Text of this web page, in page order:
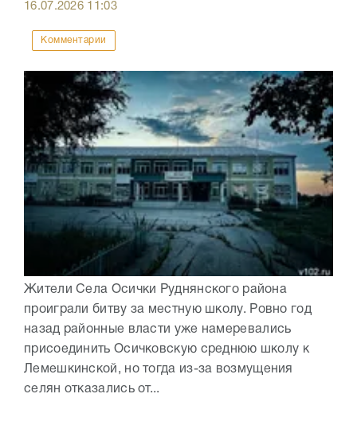
16.07.2026 11:03
Комментарии
Жители Села Осички Руднянского района
проиграли битву за местную школу. Ровно год
назад районные власти уже намеревались
присоединить Осичковскую среднюю школу к
Лемешкинской, но тогда из-за возмущения
селян отказались от...